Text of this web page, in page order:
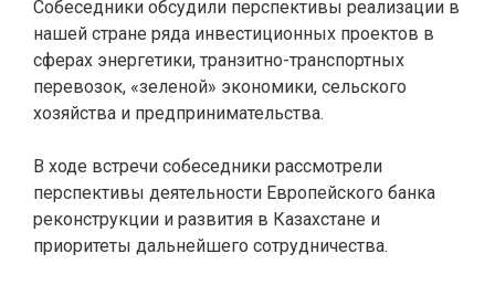
Собеседники обсудили перспективы реализации в
нашей стране ряда инвестиционных проектов в
сферах энергетики, транзитно-транспортных
перевозок, «зеленой» экономики, сельского
хозяйства и предпринимательства.
В ходе встречи собеседники рассмотрели
перспективы деятельности Европейского банка
реконструкции и развития в Казахстане и
приоритеты дальнейшего сотрудничества.